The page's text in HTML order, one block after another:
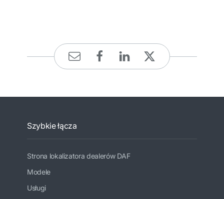
Szybkie łącza
Strona lokalizatora dealerów DAF
Modele
Usługi